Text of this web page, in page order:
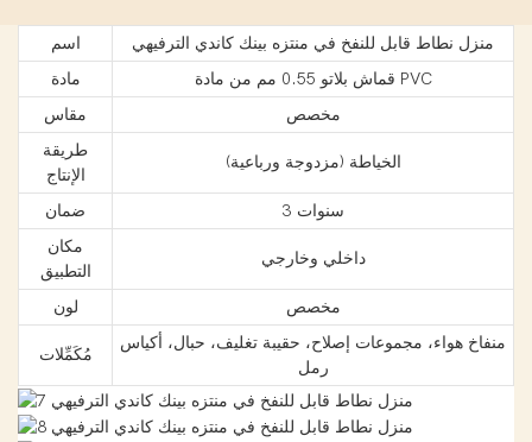
اسم
منزل نطاط قابل للنفخ في منتزه بينك كاندي الترفيهي
مادة
قماش بلاتو 0.55 مم من مادة PVC
مقاس
مخصص
طريقة
الإنتاج
الخياطة (مزدوجة ورباعية)
ضمان
3 سنوات
مكان
التطبيق
داخلي وخارجي
لون مخصص
مُكَمِّلات
منفاخ هواء، مجموعات إصلاح، حقيبة تغليف، حبال، أكياس
رمل